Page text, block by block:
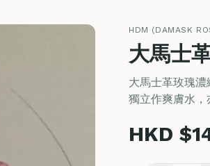
HDM (DAMASK
大馬士
大馬士革玫瑰
獨立作爽膚水，
HKD